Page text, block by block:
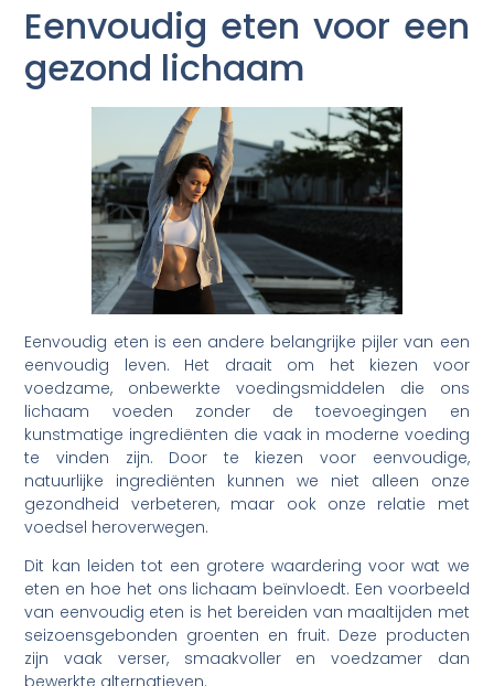
Eenvoudig eten voor een
gezond lichaam
Eenvoudig eten is een andere belangrijke pijler van een
eenvoudig leven. Het draait om het kiezen voor
voedzame, onbewerkte voedingsmiddelen die ons
lichaam voeden zonder de toevoegingen en
kunstmatige ingrediënten die vaak in moderne voeding
te vinden zijn. Door te kiezen voor eenvoudige,
natuurlijke ingrediënten kunnen we niet alleen onze
gezondheid verbeteren, maar ook onze relatie met
voedsel heroverwegen.
Dit kan leiden tot een grotere waardering voor wat we
eten en hoe het ons lichaam beïnvloedt. Een voorbeeld
van eenvoudig eten is het bereiden van maaltijden met
seizoensgebonden groenten en fruit. Deze producten
zijn vaak verser, smaakvoller en voedzamer dan